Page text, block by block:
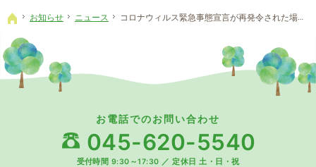
ホーム
お知らせ ニュース コロナウィルス緊急事態宣言が再発令された場合についてのご案内
お電話でのお問い合わせ
045-620-5540
受付時間 9:30～17:30 ／ 定休日 土・日・祝